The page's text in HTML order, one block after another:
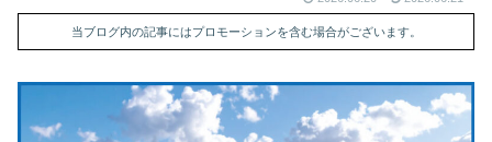
当ブログ内の記事にはプロモーションを含む場合がございます。